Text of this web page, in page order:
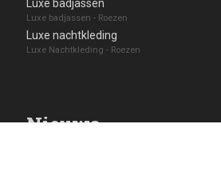
Luxe badjassen
Luxe badjassen - Roezen
Luxe nachtkleding
Luxe Nachtkleding - Roezen
Nieuws